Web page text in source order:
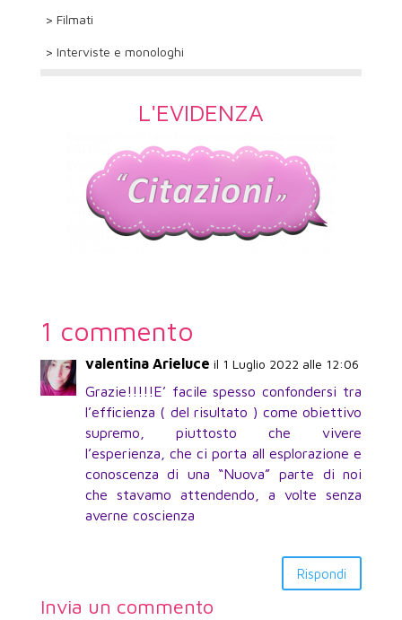
> Filmati
> Interviste e monologhi
L'EVIDENZA
1 commento
valentina Arieluce il 1 Luglio 2022 alle 12:06
Grazie!!!!!E’ facile spesso confondersi tra
l’efficienza ( del risultato ) come obiettivo
supremo, piuttosto che vivere
l’esperienza, che ci porta all esplorazione e
conoscenza di una “Nuova” parte di noi
che stavamo attendendo, a volte senza
averne coscienza
Rispondi
Invia un commento